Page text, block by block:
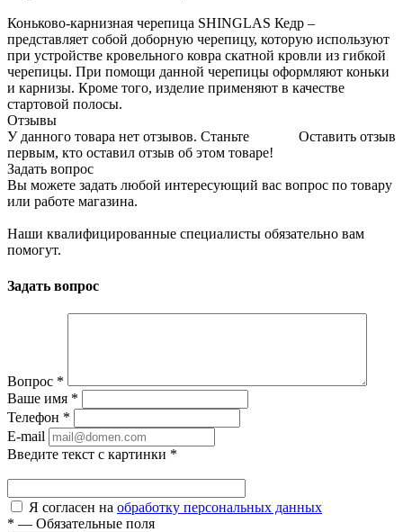
Коньково-карнизная черепица SHINGLAS Кедр –
представляет собой доборную черепицу, которую используют
при устройстве кровельного ковра скатной кровли из гибкой
черепицы. При помощи данной черепицы оформляют коньки
и карнизы. Кроме того, изделие применяют в качестве
стартовой полосы.
Отзывы
Оставить отзыв
У данного товара нет отзывов. Станьте
первым, кто оставил отзыв об этом товаре!
Задать вопрос
Вы можете задать любой интересующий вас вопрос по товару
или работе магазина.
Наши квалифицированные специалисты обязательно вам
помогут.
Задать вопрос
Вопрос *
Ваше имя *
Телефон *
E-mail
Введите текст с картинки *
Я согласен на обработку персональных данных
* — Обязательные поля